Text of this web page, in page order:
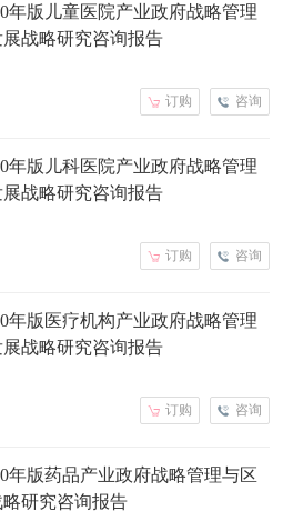
年版儿童医院产业政府战略管理
战略研究咨询报告
咨询
订购
年版儿科医院产业政府战略管理
战略研究咨询报告
咨询
订购
年版医疗机构产业政府战略管理
战略研究咨询报告
咨询
订购
年版药品产业政府战略管理与区
研究咨询报告